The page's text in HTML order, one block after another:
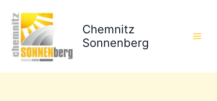
Inhalt
springen
Chemnitz
Sonnenberg